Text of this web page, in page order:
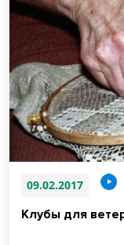
09.02.2017
Клубы для